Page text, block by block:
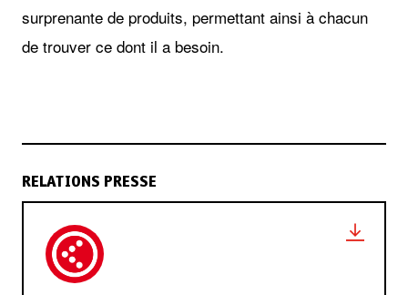
surprenante de produits, permettant ainsi à chacun
de trouver ce dont il a besoin.
RELATIONS PRESSE